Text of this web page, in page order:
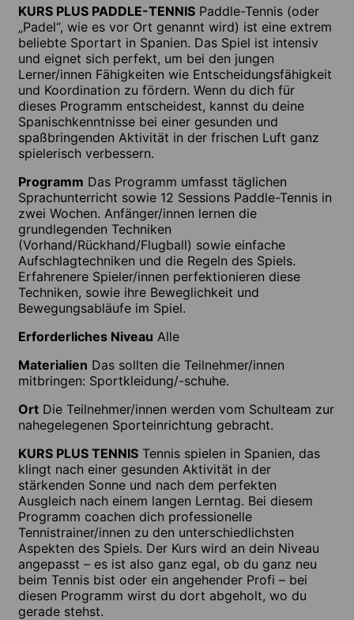
KURS PLUS PADDLE-TENNIS Paddle-Tennis (oder
„Padel“, wie es vor Ort genannt wird) ist eine extrem
beliebte Sportart in Spanien. Das Spiel ist intensiv
und eignet sich perfekt, um bei den jungen
Lerner/innen Fähigkeiten wie Entscheidungsfähigkeit
und Koordination zu fördern. Wenn du dich für
dieses Programm entscheidest, kannst du deine
Spanischkenntnisse bei einer gesunden und
spaßbringenden Aktivität in der frischen Luft ganz
spielerisch verbessern.
Programm Das Programm umfasst täglichen
Sprachunterricht sowie 12 Sessions Paddle-Tennis in
zwei Wochen. Anfänger/innen lernen die
grundlegenden Techniken
(Vorhand/Rückhand/Flugball) sowie einfache
Aufschlagtechniken und die Regeln des Spiels.
Erfahrenere Spieler/innen perfektionieren diese
Techniken, sowie ihre Beweglichkeit und
Bewegungsabläufe im Spiel.
Erforderliches Niveau Alle
Materialien Das sollten die Teilnehmer/innen
mitbringen: Sportkleidung/-schuhe.
Ort Die Teilnehmer/innen werden vom Schulteam zur
nahegelegenen Sporteinrichtung gebracht.
KURS PLUS TENNIS Tennis spielen in Spanien, das
klingt nach einer gesunden Aktivität in der
stärkenden Sonne und nach dem perfekten
Ausgleich nach einem langen Lerntag. Bei diesem
Programm coachen dich professionelle
Tennistrainer/innen zu den unterschiedlichsten
Aspekten des Spiels. Der Kurs wird an dein Niveau
angepasst – es ist also ganz egal, ob du ganz neu
beim Tennis bist oder ein angehender Profi – bei
diesen Programm wirst du dort abgeholt, wo du
gerade stehst.